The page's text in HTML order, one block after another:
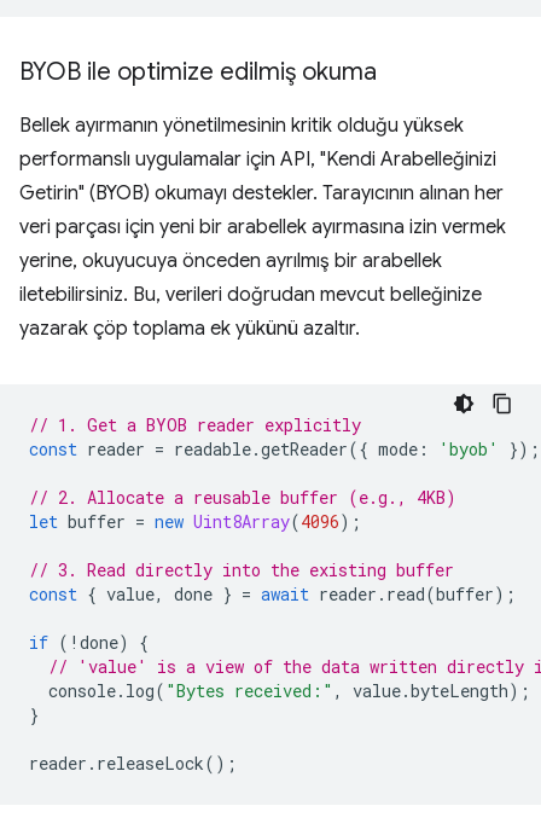
BYOB ile optimize edilmiş okuma
Bellek ayırmanın yönetilmesinin kritik olduğu yüksek
performanslı uygulamalar için API, "Kendi Arabelleğinizi
Getirin" (BYOB) okumayı destekler. Tarayıcının alınan her
veri parçası için yeni bir arabellek ayırmasına izin vermek
yerine, okuyucuya önceden ayrılmış bir arabellek
iletebilirsiniz. Bu, verileri doğrudan mevcut belleğinize
yazarak çöp toplama ek yükünü azaltır.
// 1. Get a BYOB reader explicitly
const reader = readable.getReader({ mode : 'byob' });
// 2. Allocate a reusable buffer (e.g., 4KB)
let buffer = new Uint8Array(4096);
// 3. Read directly into the existing buffer
const { value, done } = await reader . read(buffer);
if ( ! done)
{
// 'value' is a view of the data written directly
console. log( "Bytes received:" , value.byteLength);
}
reader . releaseLock();